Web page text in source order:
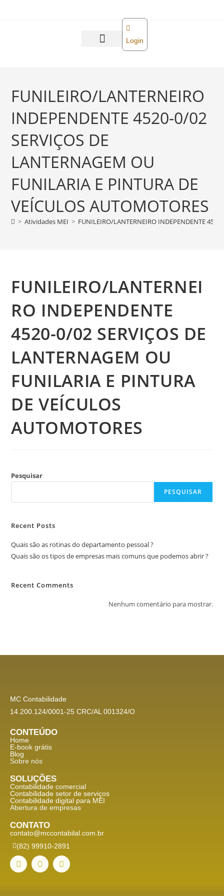
Login
FUNILEIRO/LANTERNEIRO
INDEPENDENTE 4520-0/02
SERVIÇOS DE
LANTERNAGEM OU
FUNILARIA E PINTURA DE
VEÍCULOS AUTOMOTORES
> Atividades MEI > FUNILEIRO/LANTERNEIRO INDEPENDENTE
FUNILEIRO/LANTERNEI
RO INDEPENDENTE
4520-0/02 SERVIÇOS DE
LANTERNAGEM OU
FUNILARIA E PINTURA
DE VEÍCULOS
AUTOMOTORES
Pesquisar
PESQUISAR
Recent Posts
Quais são as rotinas do departamento pessoal ?
Quais são os tipos de empresas mais comuns que podemos abrir ?
Recent Comments
Nenhum comentário para mostrar.
MC Contabilidade
14.200.124/0001-25 CRC/AL 001324/O
CONTEÚDO
Home
E-book grátis
Blog
Sobre nós
SOLUÇÕES
Contabilidade comercial
Contabilidade setor de serviços
Contabilidade digital para MEI
Abertura de empresas
CONTATO
contato@mccontabilal.com.br
(82) 99910-2891